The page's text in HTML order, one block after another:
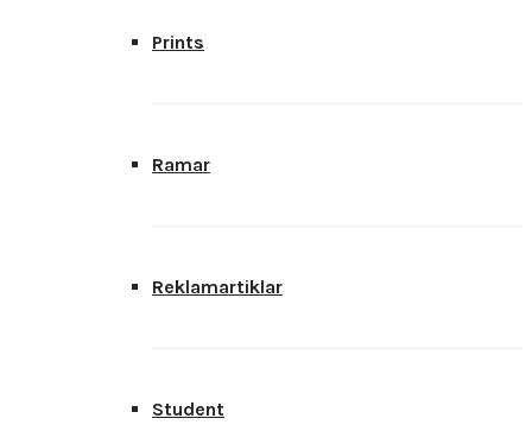
Prints
Ramar
Reklamartiklar
Student